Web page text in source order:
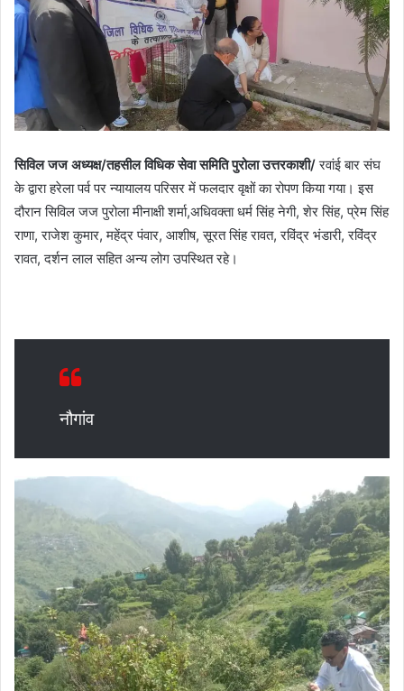
सिविल जज अध्यक्ष/तहसील विधिक सेवा समिति पुरोला उत्तरकाशी/रवांई बार संघ
के द्वारा हरेला पर्व पर न्यायालय परिसर में फलदार वृक्षों का रोपण किया गया। इस
दौरान सिविल जज पुरोला मीनाक्षी शर्मा,अधिवक्ता धर्म सिंह नेगी, शेर सिंह, प्रेम सिंह
राणा, राजेश कुमार, महेंद्र पंवार, आशीष, सूरत सिंह रावत, रविंद्र भंडारी, रविंद्र
रावत, दर्शन लाल सहित अन्य लोग उपस्थित रहे।
नौगांव